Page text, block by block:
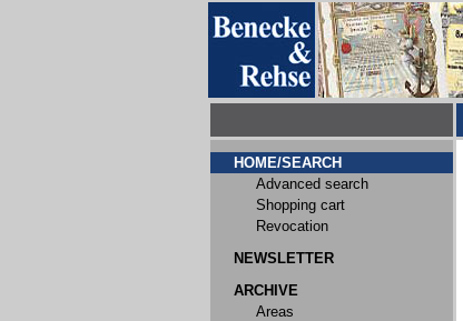
HOME/SEARCH
Advanced search
Shopping cart
Revocation
NEWSLETTER
ARCHIVE
Areas